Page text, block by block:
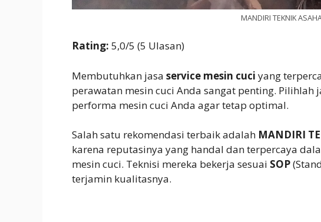
MANDIRI TEKNIK
Rating: 5,0/5 (5 Ulasan)
Membutuhkan jasa service mesin cuci yang
perawatan mesin cuci Anda sangat penting. Pilihlah
performa mesin cuci Anda agar tetap optimal.
Salah satu rekomendasi terbaik adalah MANDIRI
karena reputasinya yang handal dan terpercaya
mesin cuci. Teknisi mereka bekerja sesuai SOP
terjamin kualitasnya.